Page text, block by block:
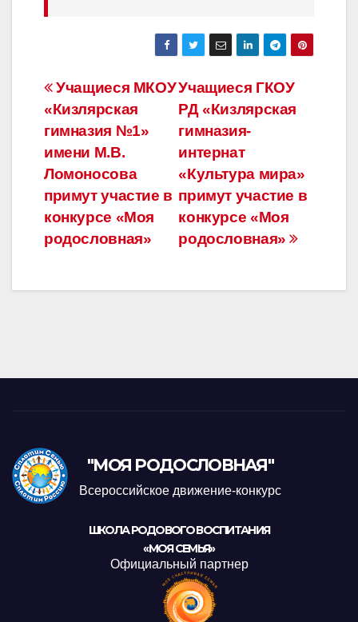
Навигация
по
записям
Учащиеся ГКОУ
РД «Кизлярская
гимназия-
интернат
«Культура мира»
примут участие в
конкурсе «Моя
родословная»
Учащиеся МКОУ
«Кизлярская
гимназия №1»
имени М.В.
Ломоносова
примут участие в
конкурсе «Моя
родословная»
"МОЯ РОДОСЛОВНАЯ"
Всероссийское движение-конкурс
ШКОЛА РОДОВОГО ВОСПИТАНИЯ
«МОЯ СЕМЬЯ»
Официальный партнер